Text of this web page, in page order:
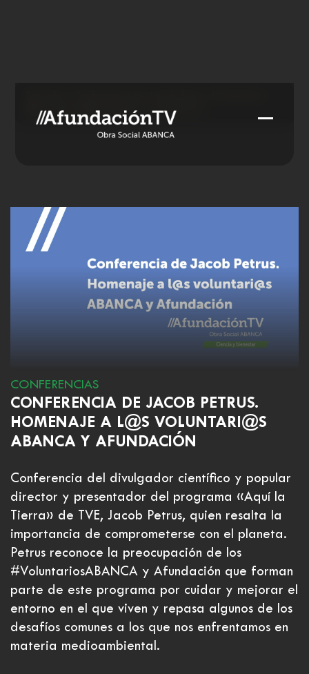
l@s voluntari@s ABANCA y Afundación
CONFERENCIAS
CONFERENCIA DE JACOB PETRUS.
HOMENAJE A L@S VOLUNTARI@S
ABANCA Y AFUNDACIÓN
Conferencia del divulgador científico y popular
director y presentador del programa «Aquí la
Tierra» de TVE, Jacob Petrus, quien resalta la
importancia de comprometerse con el planeta.
Petrus reconoce la preocupación de los
#VoluntariosABANCA y Afundación que forman
parte de este programa por cuidar y mejorar el
entorno en el que viven y repasa algunos de los
desafíos comunes a los que nos enfrentamos en
materia medioambiental.